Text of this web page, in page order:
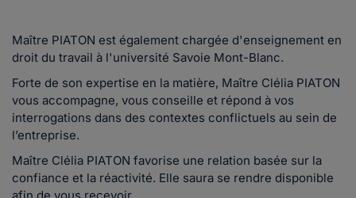
Maître PIATON est également chargée d'enseignement en
droit du travail à l'université Savoie Mont-Blanc.
Forte de son expertise en la matière, Maître Clélia PIATON
vous accompagne, vous conseille et répond à vos
interrogations dans des contextes conflictuels au sein de
l’entreprise.
Maître Clélia PIATON favorise une relation basée sur la
confiance et la réactivité. Elle saura se rendre disponible